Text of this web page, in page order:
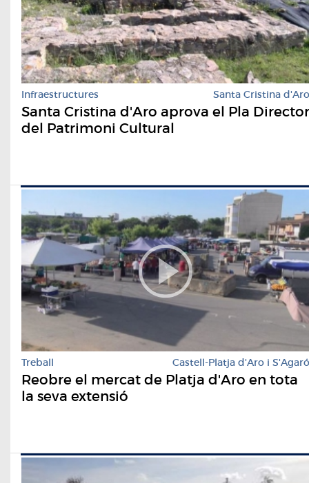
Infraestructures Santa Cristina d'Aro
Santa Cristina d'Aro aprova el Pla Director
del Patrimoni Cultural
Treball Castell-Platja d'Aro i S'Agaró
Reobre el mercat de Platja d'Aro en tota
la seva extensió